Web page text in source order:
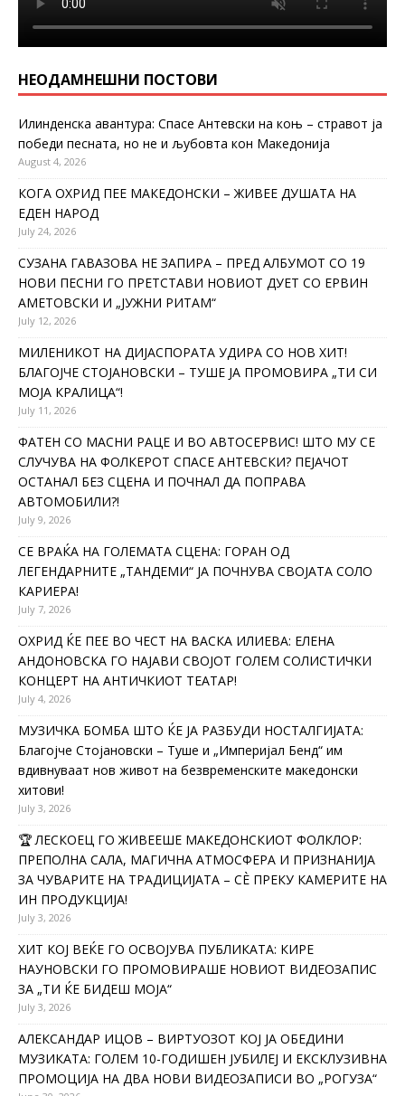
НЕОДАМНЕШНИ ПОСТОВИ
Илинденска авантура: Спасе Антевски на коњ – стравот ја
победи песната, но не и љубовта кон Македонија
August 4, 2026
КОГА ОХРИД ПЕЕ МАКЕДОНСКИ – ЖИВЕЕ ДУШАТА НА
ЕДЕН НАРОД
July 24, 2026
СУЗАНА ГАВАЗОВА НЕ ЗАПИРА – ПРЕД АЛБУМОТ СО 19
НОВИ ПЕСНИ ГО ПРЕТСТАВИ НОВИОТ ДУЕТ СО ЕРВИН
АМЕТОВСКИ И „ЈУЖНИ РИТАМ“
July 12, 2026
МИЛЕНИКОТ НА ДИЈАСПОРАТА УДИРА СО НОВ ХИТ!
БЛАГОЈЧЕ СТОЈАНОВСКИ – ТУШЕ ЈА ПРОМОВИРА „ТИ СИ
МОЈА КРАЛИЦА“!
July 11, 2026
ФАТЕН СО МАСНИ РАЦЕ И ВО АВТОСЕРВИС! ШТО МУ СЕ
СЛУЧУВА НА ФОЛКЕРОТ СПАСЕ АНТЕВСКИ? ПЕЈАЧОТ
ОСТАНАЛ БЕЗ СЦЕНА И ПОЧНАЛ ДА ПОПРАВА
АВТОМОБИЛИ?!
July 9, 2026
СЕ ВРАЌА НА ГОЛЕМАТА СЦЕНА: ГОРАН ОД
ЛЕГЕНДАРНИТЕ „ТАНДЕМИ“ ЈА ПОЧНУВА СВОЈАТА СОЛО
КАРИЕРА!
July 7, 2026
ОХРИД ЌЕ ПЕЕ ВО ЧЕСТ НА ВАСКА ИЛИЕВА: ЕЛЕНА
АНДОНОВСКА ГО НАЈАВИ СВОЈОТ ГОЛЕМ СОЛИСТИЧКИ
КОНЦЕРТ НА АНТИЧКИОТ ТЕАТАР!
July 4, 2026
МУЗИЧКА БОМБА ШТО ЌЕ ЈА РАЗБУДИ НОСТАЛГИЈАТА:
Благојче Стојановски – Туше и „Империјал Бенд“ им
вдивнуваат нов живот на безвременските македонски
хитови!
July 3, 2026
🏆 ЛЕСКОЕЦ ГО ЖИВЕЕШЕ МАКЕДОНСКИОТ ФОЛКЛОР:
ПРЕПОЛНА САЛА, МАГИЧНА АТМОСФЕРА И ПРИЗНАНИЈА
ЗА ЧУВАРИТЕ НА ТРАДИЦИЈАТА – СÈ ПРЕКУ КАМЕРИТЕ НА
ИН ПРОДУКЦИЈА!
July 3, 2026
ХИТ КОЈ ВЕЌЕ ГО ОСВОЈУВА ПУБЛИКАТА: КИРЕ
НАУНОВСКИ ГО ПРОМОВИРАШЕ НОВИОТ ВИДЕОЗАПИС
ЗА „ТИ ЌЕ БИДЕШ МОЈА“
July 3, 2026
АЛЕКСАНДАР ИЦОВ – ВИРТУОЗОТ КОЈ ЈА ОБЕДИНИ
МУЗИКАТА: ГОЛЕМ 10-ГОДИШЕН ЈУБИЛЕЈ И ЕКСКЛУЗИВНА
ПРОМОЦИЈА НА ДВА НОВИ ВИДЕОЗАПИСИ ВО „РОГУЗА“